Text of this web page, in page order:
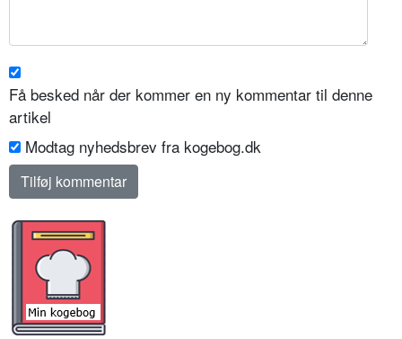
Få besked når der kommer en ny kommentar til denne
artikel
Modtag nyhedsbrev fra kogebog.dk